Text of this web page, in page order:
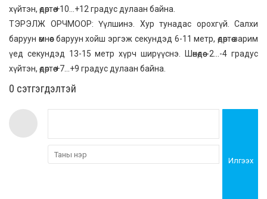
хүйтэн, өдөртөө +10…+12 градус дулаан байна.
ТЭРЭЛЖ ОРЧМООР: Үүлшинэ. Хур тунадас орохгүй. Салхи
баруун өмнөөс баруун хойш эргэж секундэд 6-11 метр, өдөртөө зарим
үед секундэд 13-15 метр хүрч ширүүснэ. Шөнөдөө -2…-4 градус
хүйтэн, өдөртөө +7…+9 градус дулаан байна.
0 cэтгэгдэлтэй
Илгээх